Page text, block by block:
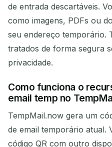
de entrada descartáveis.
como imagens, PDFs ou
seu endereço temporário.
tratados de forma segura
privacidade.
Como funciona o
email temp no
TempMail.now gera um
de email temporário atual.
código QR com outro